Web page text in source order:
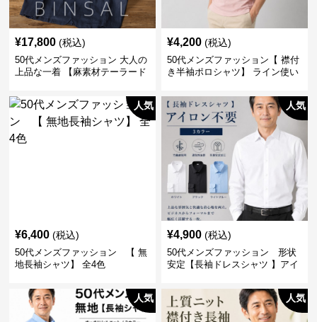
¥17,800 (税込)
50代メンズファッション 大人の
上品な一着 【麻素材テーラード
¥4,200 (税込)
50代メンズファッション【 襟付
き半袖ポロシャツ】 ライン使い
人気
¥6,400 (税込)
50代メンズファッション 【 無
地長袖シャツ】 全4色
人気
¥4,900 (税込)
50代メンズファッション 形状
安定【長袖ドレスシャツ 】アイ
人気 人気